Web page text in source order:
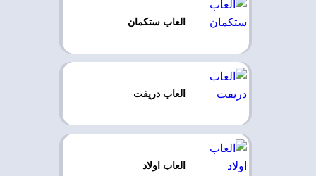
العاب ستكمان
العاب دريفت
العاب اولاد